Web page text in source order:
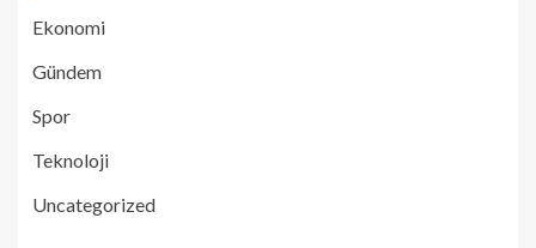
Ekonomi
Gündem
Spor
Teknoloji
Uncategorized